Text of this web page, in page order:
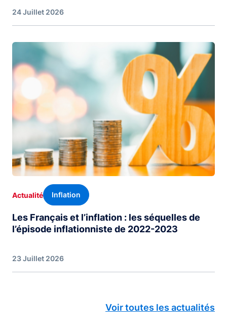
24 Juillet 2026
Image
Actualité Inflation
Les Français et l’inflation : les séquelles de
l’épisode inflationniste de 2022-2023
23 Juillet 2026
Voir toutes les actualités